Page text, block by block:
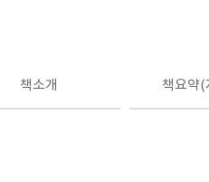
책소개 책요약(